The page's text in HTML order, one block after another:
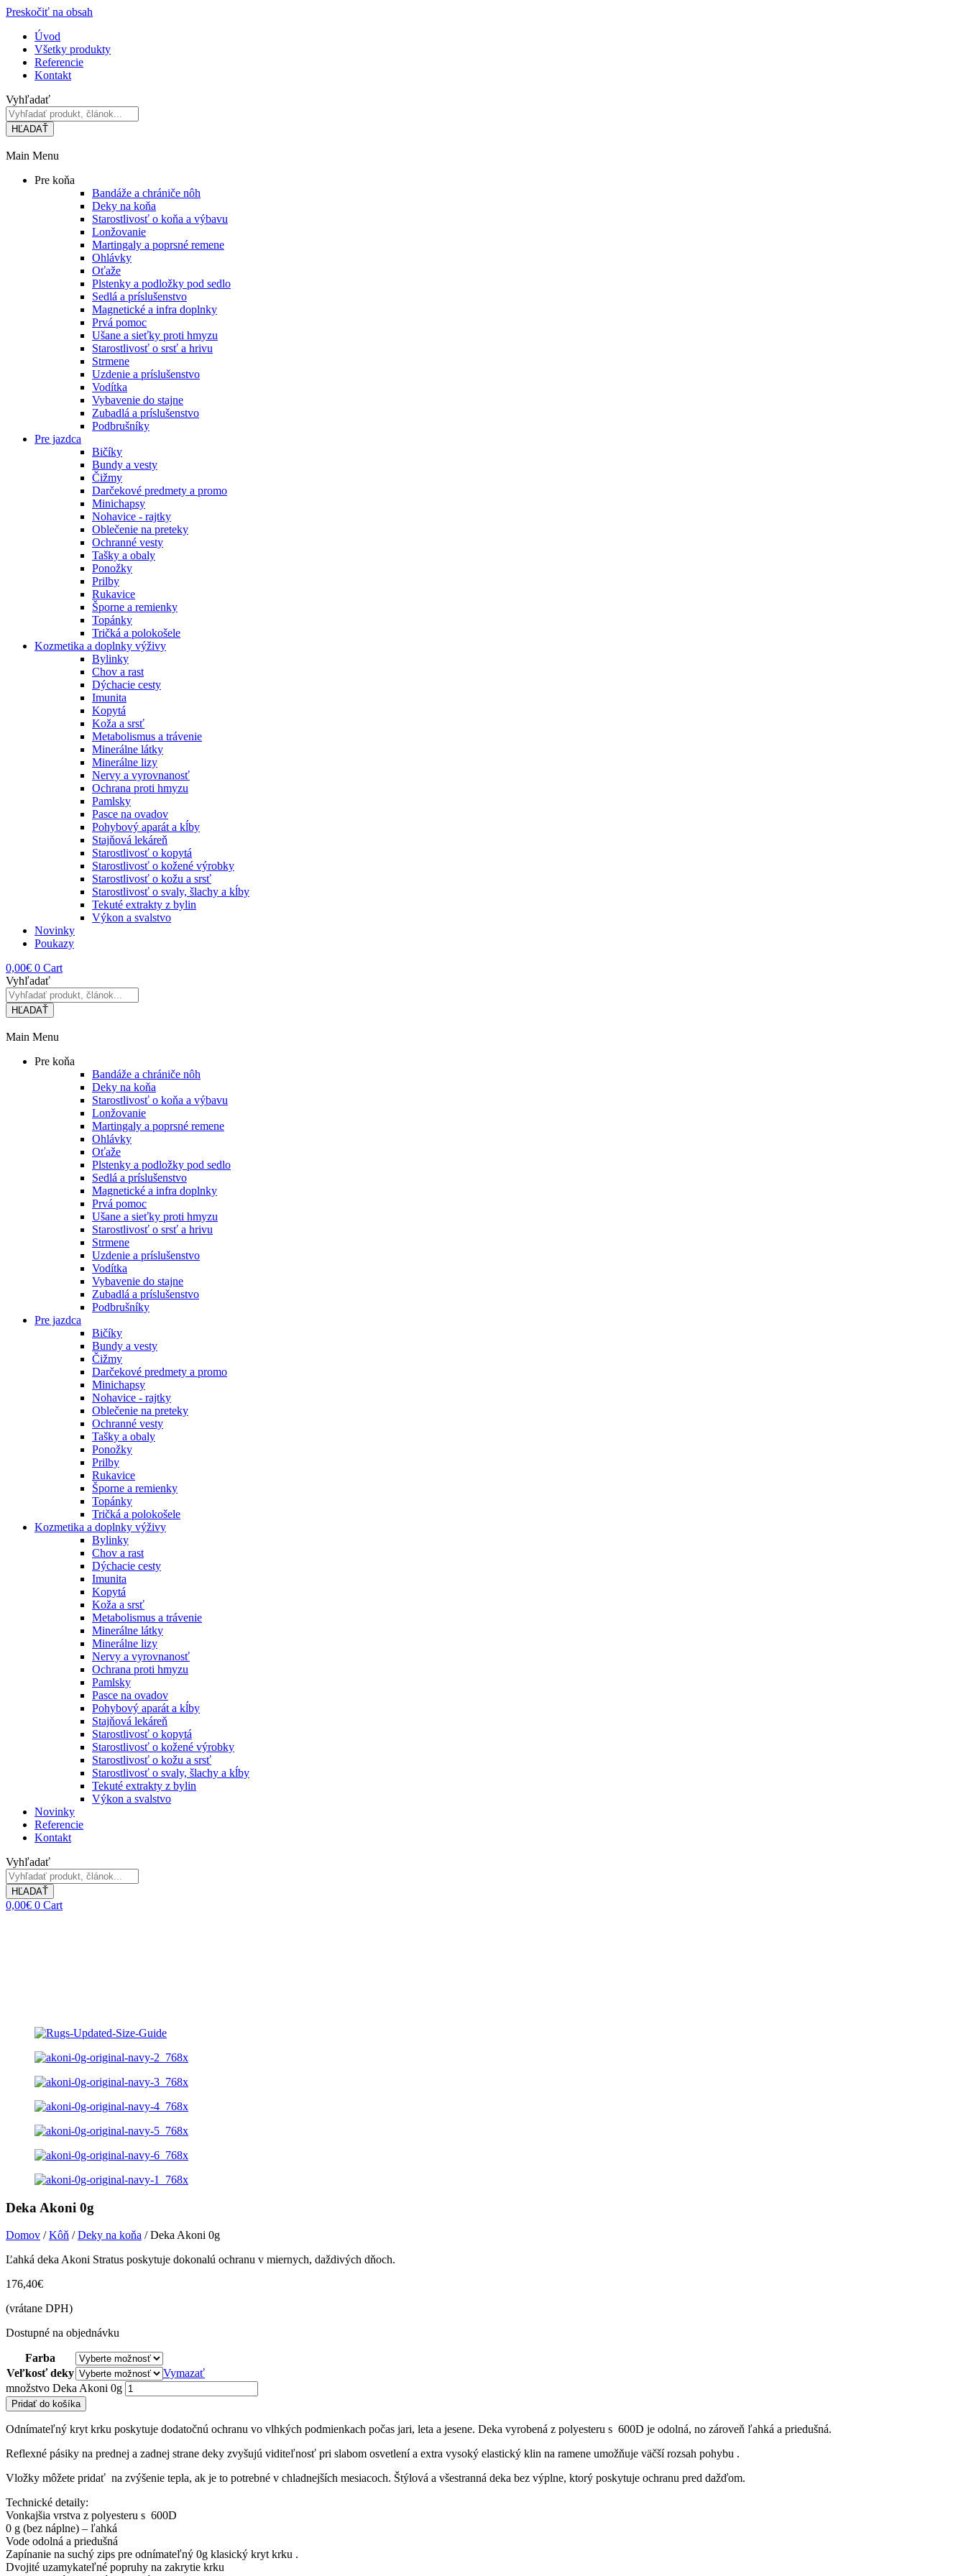
Preskočiť na obsah
Úvod
Všetky produkty
Referencie
Kontakt
Vyhľadať
HĽADAŤ
Main Menu
Pre koňa
Bandáže a chrániče nôh
Deky na koňa
Starostlivosť o koňa a výbavu
Lonžovanie
Martingaly a poprsné remene
Ohlávky
Oťaže
Plstenky a podložky pod sedlo
Sedlá a príslušenstvo
Magnetické a infra doplnky
Prvá pomoc
Ušane a sieťky proti hmyzu
Starostlivosť o srsť a hrivu
Strmene
Uzdenie a príslušenstvo
Vodítka
Vybavenie do stajne
Zubadlá a príslušenstvo
Podbrušníky
Pre jazdca
Bičíky
Bundy a vesty
Čižmy
Darčekové predmety a promo
Minichapsy
Nohavice - rajtky
Oblečenie na preteky
Ochranné vesty
Tašky a obaly
Ponožky
Prilby
Rukavice
Šporne a remienky
Topánky
Tričká a polokošele
Kozmetika a doplnky výživy
Bylinky
Chov a rast
Dýchacie cesty
Imunita
Kopytá
Koža a srsť
Metabolismus a trávenie
Minerálne látky
Minerálne lizy
Nervy a vyrovnanosť
Ochrana proti hmyzu
Pamlsky
Pasce na ovadov
Pohybový aparát a kĺby
Stajňová lekáreň
Starostlivosť o kopytá
Starostlivosť o kožené výrobky
Starostlivosť o kožu a srsť
Starostlivosť o svaly, šlachy a kĺby
Tekuté extrakty z bylin
Výkon a svalstvo
Novinky
Poukazy
0,00€ 0 Cart
Vyhľadať
HĽADAŤ
Main Menu
Pre koňa
Bandáže a chrániče nôh
Deky na koňa
Starostlivosť o koňa a výbavu
Lonžovanie
Martingaly a poprsné remene
Ohlávky
Oťaže
Plstenky a podložky pod sedlo
Sedlá a príslušenstvo
Magnetické a infra doplnky
Prvá pomoc
Ušane a sieťky proti hmyzu
Starostlivosť o srsť a hrivu
Strmene
Uzdenie a príslušenstvo
Vodítka
Vybavenie do stajne
Zubadlá a príslušenstvo
Podbrušníky
Pre jazdca
Bičíky
Bundy a vesty
Čižmy
Darčekové predmety a promo
Minichapsy
Nohavice - rajtky
Oblečenie na preteky
Ochranné vesty
Tašky a obaly
Ponožky
Prilby
Rukavice
Šporne a remienky
Topánky
Tričká a polokošele
Kozmetika a doplnky výživy
Bylinky
Chov a rast
Dýchacie cesty
Imunita
Kopytá
Koža a srsť
Metabolismus a trávenie
Minerálne látky
Minerálne lizy
Nervy a vyrovnanosť
Ochrana proti hmyzu
Pamlsky
Pasce na ovadov
Pohybový aparát a kĺby
Stajňová lekáreň
Starostlivosť o kopytá
Starostlivosť o kožené výrobky
Starostlivosť o kožu a srsť
Starostlivosť o svaly, šlachy a kĺby
Tekuté extrakty z bylin
Výkon a svalstvo
Novinky
Referencie
Kontakt
Vyhľadať
HĽADAŤ
0,00€ 0 Cart
Deka Akoni 0g
Domov /Kôň /Deky na koňa / Deka Akoni 0g
Ľahká deka Akoni Stratus poskytuje dokonalú ochranu v miernych, daždivých dňoch.
176,40€
(vrátane DPH)
Dostupné na objednávku
Farba
Veľkosť deky
Vymazať
množstvo Deka Akoni 0g
Pridať do košíka
Odnímateľný kryt krku poskytuje dodatočnú ochranu vo vlhkých podmienkach počas jari, leta a jesene. Deka vyrobená z polyesteru s 600D je odolná, no zároveň ľahká a priedušná.
Reflexné pásiky na prednej a zadnej strane deky zvyšujú viditeľnosť pri slabom osvetlení a extra vysoký elastický klin na ramene umožňuje väčší rozsah pohybu .
Vložky môžete pridať na zvýšenie tepla, ak je to potrebné v chladnejších mesiacoch. Štýlová a všestranná deka bez výplne, ktorý poskytuje ochranu pred dažďom.
Technické detaily:
Vonkajšia vrstva z polyesteru s 600D
0 g (bez náplne) – ľahká
Vode odolná a priedušná
Zapínanie na suchý zips pre odnímateľný 0g klasický kryt krku .
Dvojité uzamykateľné popruhy na zakrytie krku